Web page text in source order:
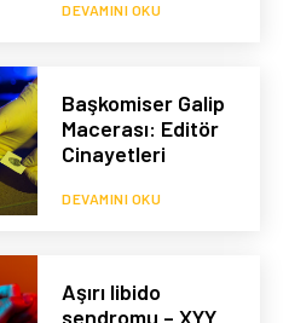
DEVAMINI OKU
Başkomiser Galip
Macerası: Editör
Cinayetleri
DEVAMINI OKU
Aşırı libido
sendromu – XYY